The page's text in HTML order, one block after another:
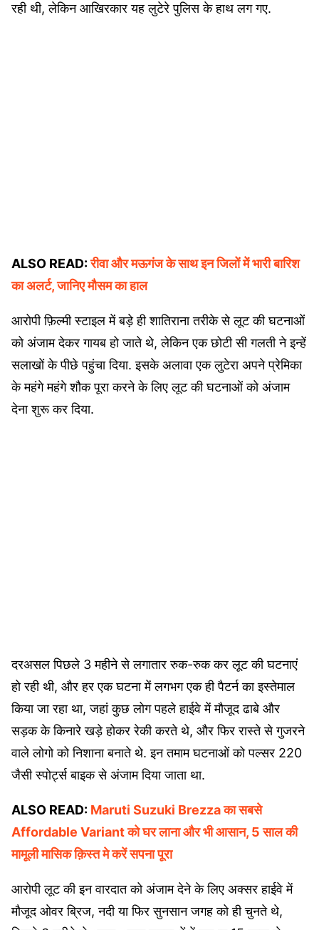
रही थी, लेकिन आखिरकार यह लुटेरे पुलिस के हाथ लग गए.
ALSO READ:रीवा और मऊगंज के साथ इन जिलों में भारी बारिश
का अलर्ट, जानिए मौसम का हाल
आरोपी फ़िल्मी स्टाइल में बड़े ही शातिराना तरीके से लूट की घटनाओं
को अंजाम देकर गायब हो जाते थे, लेकिन एक छोटी सी गलती ने इन्हें
सलाखों के पीछे पहुंचा दिया. इसके अलावा एक लुटेरा अपने प्रेमिका
के महंगे महंगे शौक पूरा करने के लिए लूट की घटनाओं को अंजाम
देना शुरू कर दिया.
दरअसल पिछले 3 महीने से लगातार रुक-रुक कर लूट की घटनाएं
हो रही थी, और हर एक घटना में लगभग एक ही पैटर्न का इस्तेमाल
किया जा रहा था, जहां कुछ लोग पहले हाईवे में मौजूद ढाबे और
सड़क के किनारे खड़े होकर रेकी करते थे, और फिर रास्ते से गुजरने
वाले लोगो को निशाना बनाते थे. इन तमाम घटनाओं को पल्सर 220
जैसी स्पोर्ट्स बाइक से अंजाम दिया जाता था.
ALSO READ: Maruti Suzuki Brezza का सबसे
Affordable Variant को घर लाना और भी आसान, 5 साल की
मामूली मासिक क़िस्त मे करें सपना पूरा
आरोपी लूट की इन वारदात को अंजाम देने के लिए अक्सर हाईवे में
मौजूद ओवर ब्रिज, नदी या फिर सुनसान जगह को ही चुनते थे,